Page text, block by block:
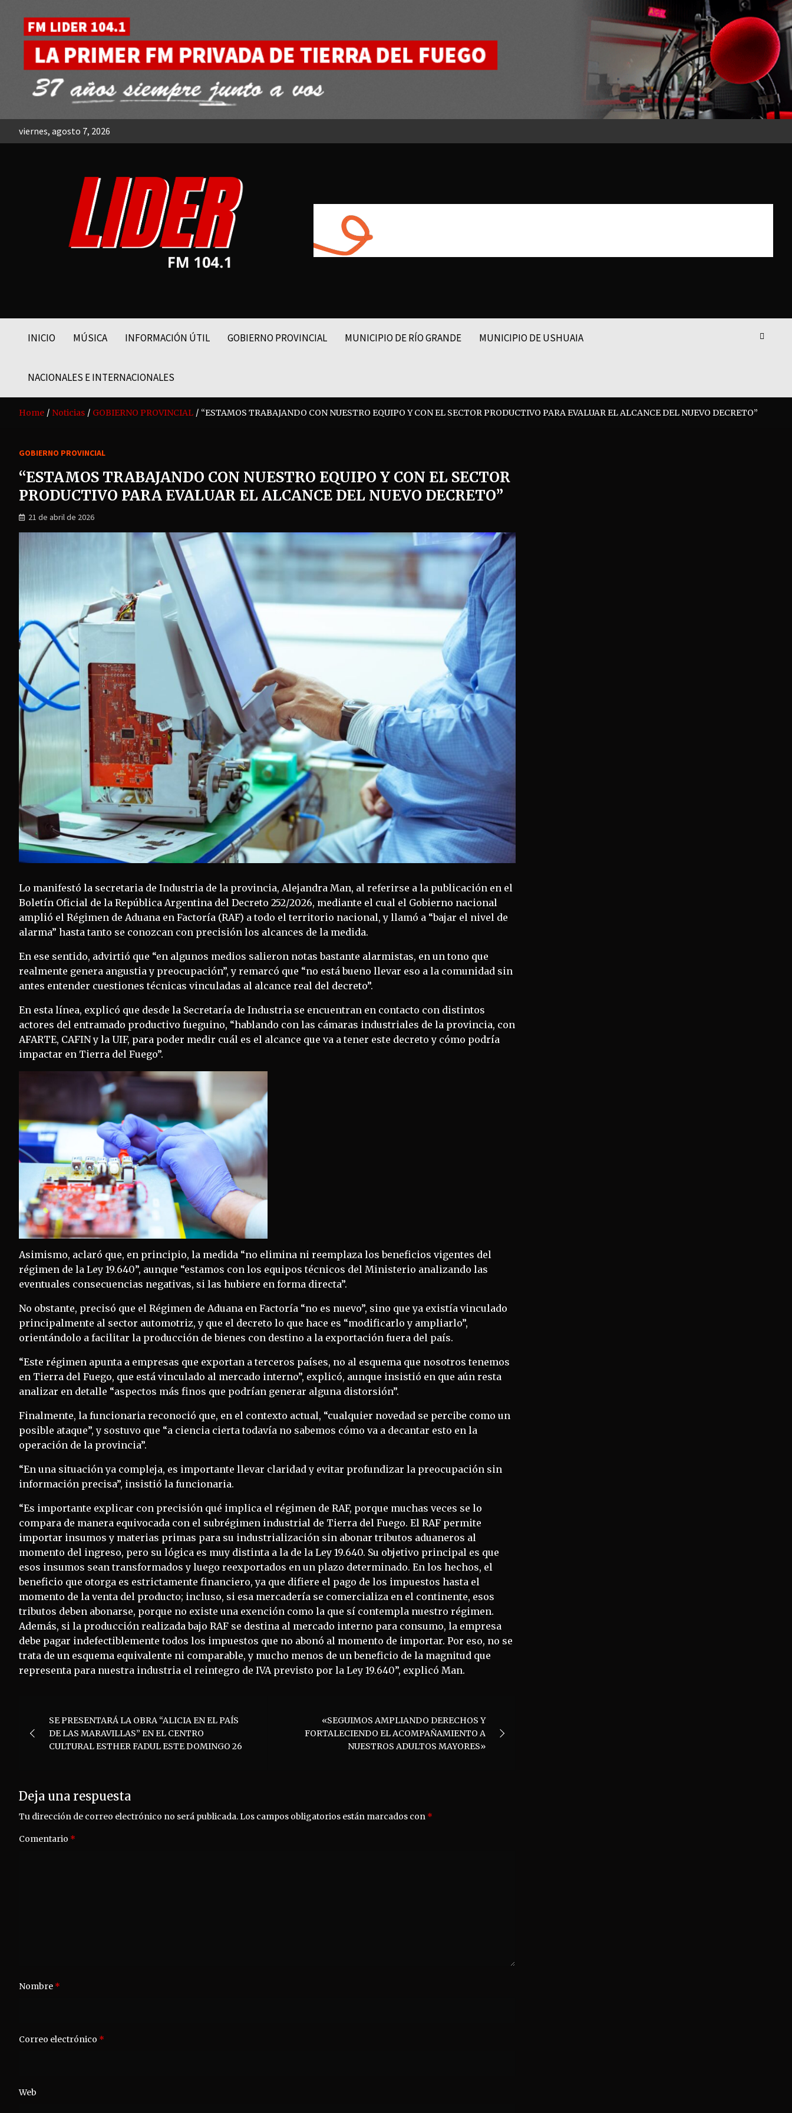
content
viernes, agosto 7, 2026
FM LIDER 104.1
INICIO MÚSICA INFORMACIÓN ÚTIL GOBIERNO PROVINCIAL MUNICIPIO DE RÍO GRANDE MUNICIPIO DE USHUAIA
NACIONALES E INTERNACIONALES
Home Noticias GOBIERNO PROVINCIAL “ESTAMOS TRABAJANDO CON NUESTRO EQUIPO Y CON EL SECTOR PRODUCTIVO PARA EVALUAR EL ALCANCE DEL NUEVO DECRETO”
GOBIERNO PROVINCIAL
“ESTAMOS TRABAJANDO CON NUESTRO EQUIPO Y CON EL SECTOR
PRODUCTIVO PARA EVALUAR EL ALCANCE DEL NUEVO DECRETO”
21 de abril de 2026
Lo manifestó la secretaria de Industria de la provincia, Alejandra Man, al referirse a la publicación en el
Boletín Oficial de la República Argentina del Decreto 252/2026, mediante el cual el Gobierno nacional
amplió el Régimen de Aduana en Factoría (RAF) a todo el territorio nacional, y llamó a “bajar el nivel de
alarma” hasta tanto se conozcan con precisión los alcances de la medida.
En ese sentido, advirtió que “en algunos medios salieron notas bastante alarmistas, en un tono que
realmente genera angustia y preocupación”, y remarcó que “no está bueno llevar eso a la comunidad sin
antes entender cuestiones técnicas vinculadas al alcance real del decreto”.
En esta línea, explicó que desde la Secretaría de Industria se encuentran en contacto con distintos
actores del entramado productivo fueguino, “hablando con las cámaras industriales de la provincia, con
AFARTE, CAFIN y la UIF, para poder medir cuál es el alcance que va a tener este decreto y cómo podría
impactar en Tierra del Fuego”.
Asimismo, aclaró que, en principio, la medida “no elimina ni reemplaza los beneficios vigentes del
régimen de la Ley 19.640”, aunque “estamos con los equipos técnicos del Ministerio analizando las
eventuales consecuencias negativas, si las hubiere en forma directa”.
No obstante, precisó que el Régimen de Aduana en Factoría “no es nuevo”, sino que ya existía vinculado
principalmente al sector automotriz, y que el decreto lo que hace es “modificarlo y ampliarlo”,
orientándolo a facilitar la producción de bienes con destino a la exportación fuera del país.
“Este régimen apunta a empresas que exportan a terceros países, no al esquema que nosotros tenemos
en Tierra del Fuego, que está vinculado al mercado interno”, explicó, aunque insistió en que aún resta
analizar en detalle “aspectos más finos que podrían generar alguna distorsión”.
Finalmente, la funcionaria reconoció que, en el contexto actual, “cualquier novedad se percibe como un
posible ataque”, y sostuvo que “a ciencia cierta todavía no sabemos cómo va a decantar esto en la
operación de la provincia”.
“En una situación ya compleja, es importante llevar claridad y evitar profundizar la preocupación sin
información precisa”, insistió la funcionaria.
“Es importante explicar con precisión qué implica el régimen de RAF, porque muchas veces se lo
compara de manera equivocada con el subrégimen industrial de Tierra del Fuego. El RAF permite
importar insumos y materias primas para su industrialización sin abonar tributos aduaneros al
momento del ingreso, pero su lógica es muy distinta a la de la Ley 19.640. Su objetivo principal es que
esos insumos sean transformados y luego reexportados en un plazo determinado. En los hechos, el
beneficio que otorga es estrictamente financiero, ya que difiere el pago de los impuestos hasta el
momento de la venta del producto; incluso, si esa mercadería se comercializa en el continente, esos
tributos deben abonarse, porque no existe una exención como la que sí contempla nuestro régimen.
Además, si la producción realizada bajo RAF se destina al mercado interno para consumo, la empresa
debe pagar indefectiblemente todos los impuestos que no abonó al momento de importar. Por eso, no se
trata de un esquema equivalente ni comparable, y mucho menos de un beneficio de la magnitud que
representa para nuestra industria el reintegro de IVA previsto por la Ley 19.640”, explicó Man.
de
entradas
SE PRESENTARÁ LA OBRA “ALICIA EN EL PAÍS
DE LAS MARAVILLAS” EN EL CENTRO
CULTURAL ESTHER FADUL ESTE DOMINGO 26
«SEGUIMOS AMPLIANDO DERECHOS Y
FORTALECIENDO EL ACOMPAÑAMIENTO A
NUESTROS ADULTOS MAYORES»
Deja una respuesta
Tu dirección de correo electrónico no será publicada.Los campos obligatorios están marcados con *
Comentario *
Nombre *
Correo electrónico *
Web